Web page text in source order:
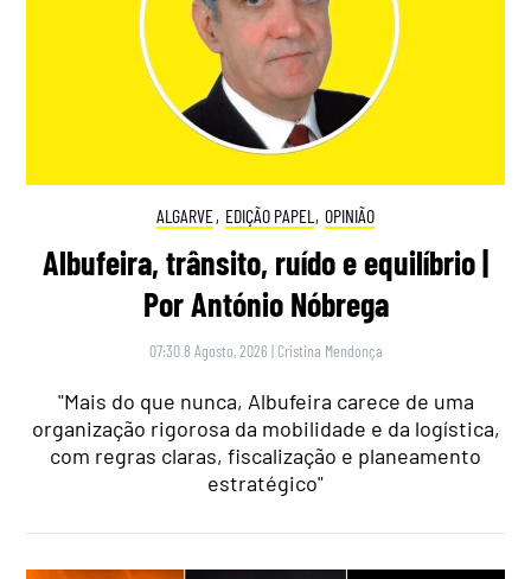
ALGARVE, EDIÇÃO PAPEL , OPINIÃO
Albufeira, trânsito, ruído e equilíbrio |
Por António Nóbrega
07:30 8 Agosto, 2026 | Cristina Mendonça
"Mais do que nunca, Albufeira carece de uma
organização rigorosa da mobilidade e da logística,
com regras claras, fiscalização e planeamento
estratégico"